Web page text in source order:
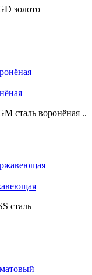
золото
сталь воронёная ..
сталь